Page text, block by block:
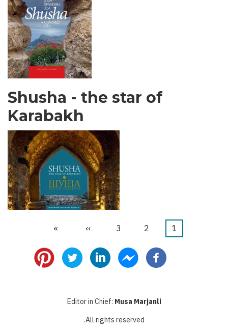
Shusha - the star of
Karabakh
דף
1 דף
2 דף
3
הדף
››
הדף
»
Editor in Chief: Musa Marjanli
All rights reserved.